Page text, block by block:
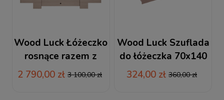
Wood Luck Łóżeczko
rosnące razem z
dzieckiem SMART
2 790,00 zł 3 100,00 zł
Wood Luck Szuflada
do łóżeczka 70x140
Tweens różowa
324,00 zł 360,00 zł